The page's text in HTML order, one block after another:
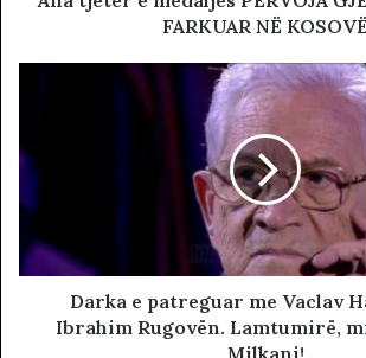
FARKUAR NË KOSOVË
Darka e patreguar me Vaclav
Ibrahim Rugovën. Lamtumirë,